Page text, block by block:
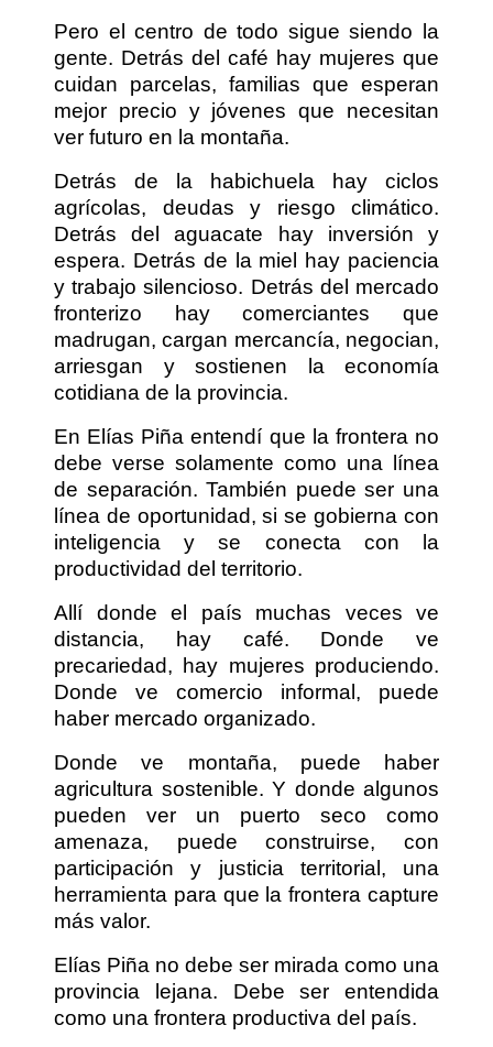
Pero el centro de todo sigue siendo la
gente. Detrás del café hay mujeres que
cuidan parcelas, familias que esperan
mejor precio y jóvenes que necesitan
ver futuro en la montaña.
Detrás de la habichuela hay ciclos
agrícolas, deudas y riesgo climático.
Detrás del aguacate hay inversión y
espera. Detrás de la miel hay paciencia
y trabajo silencioso. Detrás del mercado
fronterizo hay comerciantes que
madrugan, cargan mercancía, negocian,
arriesgan y sostienen la economía
cotidiana de la provincia.
En Elías Piña entendí que la frontera no
debe verse solamente como una línea
de separación. También puede ser una
línea de oportunidad, si se gobierna con
inteligencia y se conecta con la
productividad del territorio.
Allí donde el país muchas veces ve
distancia, hay café. Donde ve
precariedad, hay mujeres produciendo.
Donde ve comercio informal, puede
haber mercado organizado.
Donde ve montaña, puede haber
agricultura sostenible. Y donde algunos
pueden ver un puerto seco como
amenaza, puede construirse, con
participación y justicia territorial, una
herramienta para que la frontera capture
más valor.
Elías Piña no debe ser mirada como una
provincia lejana. Debe ser entendida
como una frontera productiva del país.